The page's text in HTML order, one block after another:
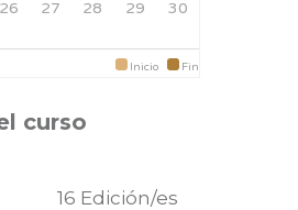
26 27 28 29
30
Inicio Fin
curso
16 Edición/es